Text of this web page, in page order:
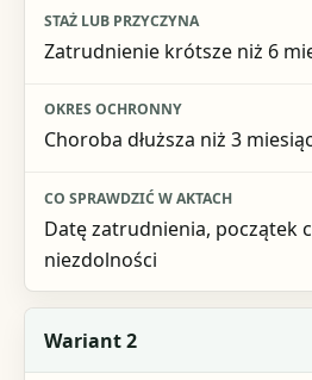
Staż lub przyczyna
Zatrudnienie krótsze niż 6
Choroba dłuższa niż 3
Datę zatrudnienia, początek
niezdolności
Wariant 2